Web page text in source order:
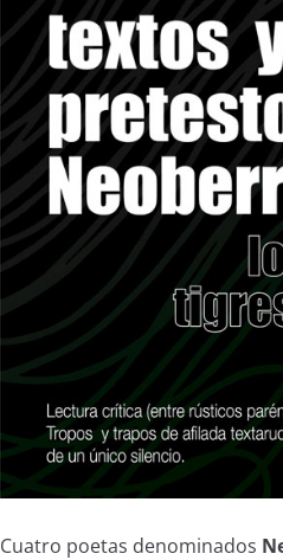
Cuatro poetas denominados